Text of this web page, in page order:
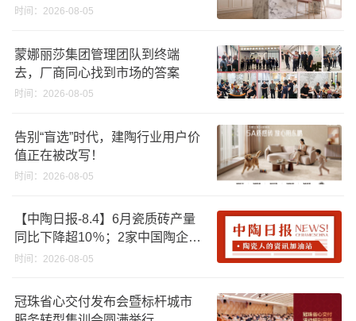
感橱柜台面
时间：2026-08-05
蒙娜丽莎集团管理团队到终端
去，厂商同心找到市场的答案
时间：2026-08-05
告别“盲选”时代，建陶行业用户价
值正在被改写！
时间：2026-08-05
【中陶日报-8.4】6月瓷质砖产量
同比下降超10％；2家中国陶企亮
相马来西亚ARCHIDEX 2026石材
份；方向集团出海
时间：2026-08-05
冠珠省心交付发布会暨标杆城市